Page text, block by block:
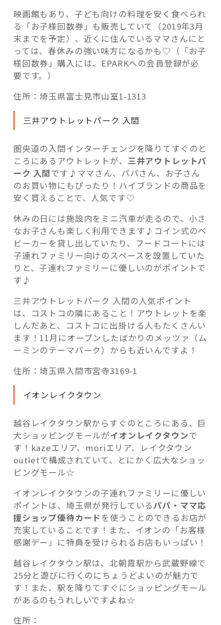
映画館もあり、子ども向けの料理を安く食べられ
る「お子様回数券」も販売していて（2019年3月
末までを予定）、近くに住んでいるママさんにと
っては、春休みの強い味方になるかも♡（「お子
様回数券」購入には、EPARKへの会員登録が必
要です。）
住所：埼玉県富士見市山室1-1313
三井アウトレットパーク 入間
圏央道の入間インターチェンジを降りてすぐのと
ころにあるアウトレットが、 三井アウトレットパ
ーク 入間です♪ママさん、パパさん、お子さん
のお買い物にもぴったり！ハイブランドの商品を
安く買えることで、人気です♡
休みの日には施設内をミニ汽車が走るので、小さ
なお子さんも楽しく利用できます♪コイン式のベ
ビーカーを貸し出していたり、フードコートには
子連れファミリー向けのスペースを設置していた
りと、子連れファミリーに優しいのがポイントで
す♪
三井アウトレットパーク 入間の人気ポイント
は、コストコの隣にあること！アウトレットを楽
しんだあと、コストコに出掛ける人もたくさんい
ます！11月にオープンしたばかりのメッツァ（ム
ーミンのテーマパーク）からも近いんですよ！
住所：埼玉県入間市宮寺3169-1
イオンレイクタウン
越谷レイクタウン駅からすぐのところにある、巨
大ショッピングモールがイオンレイクタウンで
す！kazeエリア、moriエリア、レイクタウン
outletで構成されていて、とにかく広大なショッ
ピングモール☆
イオンレイクタウンの子連れファミリーに優しい
ポイントは、埼玉県が発行しているパパ・ママ応
援ショップ優待カード を使うことのできるお店が
充実していることです！また、イオンの「お客様
感謝デー」に特典を受けられるお店もいっぱい！
越谷レイクタウン駅は、北朝霞駅から武蔵野線で
25分と遊びに行くのにちょうどよいのが魅力で
す！また、駅を降りてすぐにショッピングモール
があるのもうれしいですよね☆
住所：